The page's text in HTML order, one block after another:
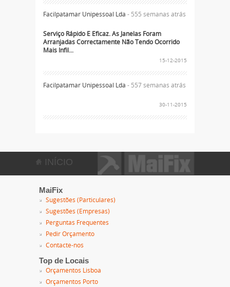
Facilpatamar Unipessoal Lda - 555 semanas atrás
Serviço Rápido E Eficaz. As Janelas Foram
Arranjadas Correctamente Não Tendo Ocorrido
Mais Infil...
15-12-2015
Facilpatamar Unipessoal Lda - 557 semanas atrás
30-11-2015
INÍCIO
MaiFix
Sugestões (Particulares)
Sugestões (Empresas)
Perguntas Frequentes
Pedir Orçamento
Contacte-nos
Top de Locais
Orçamentos Lisboa
Orçamentos Porto